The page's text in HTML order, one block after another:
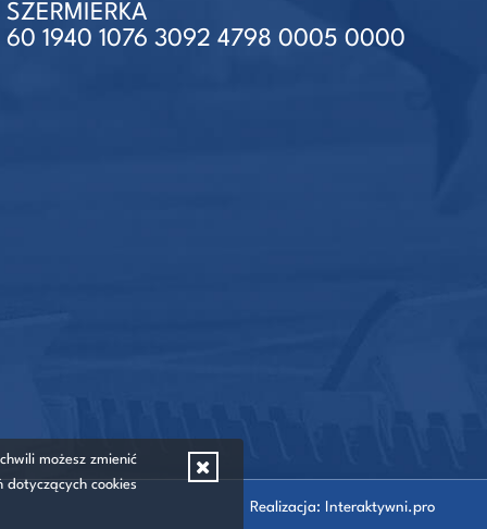
SZERMIERKA
60 1940 1076 3092 4798 0005 0000
Realizacja: Interaktywni.pro
możesz zmienić
cookies